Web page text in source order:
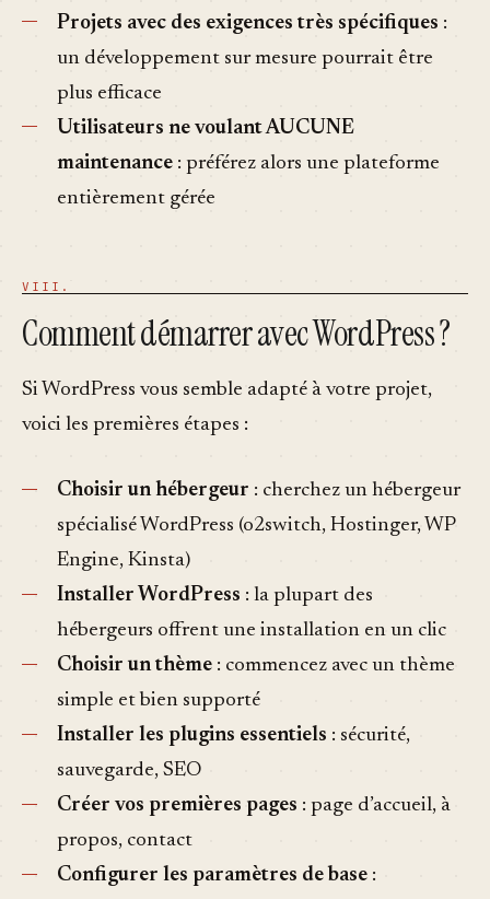
Projets avec des exigences très spécifiques :
un développement sur mesure pourrait être
plus efficace
Utilisateurs ne voulant AUCUNE
maintenance : préférez alors une plateforme
entièrement gérée
Comment démarrer avec WordPress ?
Si WordPress vous semble adapté à votre projet,
voici les premières étapes :
Choisir un hébergeur : cherchez un hébergeur
spécialisé WordPress (o2switch, Hostinger, WP
Engine, Kinsta)
Installer WordPress : la plupart des
hébergeurs offrent une installation en un clic
Choisir un thème : commencez avec un thème
simple et bien supporté
Installer les plugins essentiels : sécurité,
sauvegarde, SEO
Créer vos premières pages : page d’accueil, à
propos, contact
Configurer les paramètres de base :